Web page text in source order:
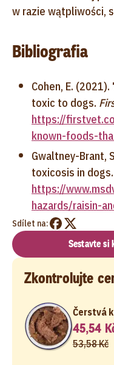
w razie wątpliwości,
Bibliografia
Cohen, E.
toxic to dogs.
https://
known-foods-
Gwaltney-Brant,
toxicosis in dogs.
https://
hazards/raisin-
Sdílet na:
Sestavte si
Zkontrolujte
Čerstvá
45,54
53,58 Kč